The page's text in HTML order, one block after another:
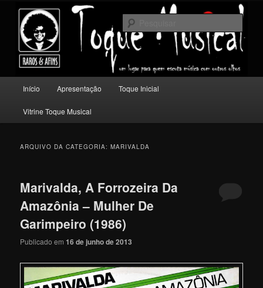
conteúdo
principal
conteúdo
secundário
Toque Musical
Um lugar para quem escuta música com outros olhos.
principal
Início Apresentação Toque Inicial
Vitrine Toque Musical
ARQUIVO DA CATEGORIA:MARIVALDA
Marivalda, A Forrozeira Da
Amazônia – Mulher De
Garimpeiro (1986)
Publicado em16 de junho de 2013